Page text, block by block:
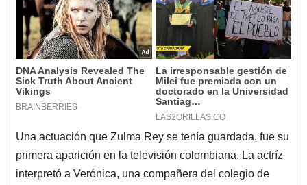
Una actuación que Zulma Rey se tenía guardada, fue su
primera aparición en la televisión colombiana. La actríz
interpretó a Verónica, una compañera del colegio de